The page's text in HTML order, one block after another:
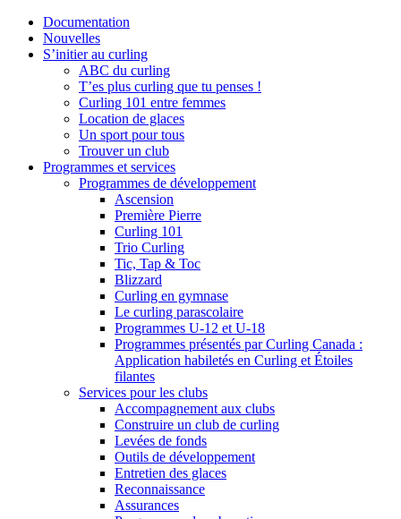
Documentation
Nouvelles
S’initier au curling
ABC du curling
T’es plus curling que tu penses !
Curling 101 entre femmes
Location de glaces
Un sport pour tous
Trouver un club
Programmes et services
Programmes de développement
Ascension
Première Pierre
Curling 101
Trio Curling
Tic, Tap & Toc
Blizzard
Curling en gymnase
Le curling parascolaire
Programmes U-12 et U-18
Programmes présentés par Curling Canada :
Application habiletés en Curling et Étoiles
filantes
Services pour les clubs
Accompagnement aux clubs
Construire un club de curling
Levées de fonds
Outils de développement
Entretien des glaces
Reconnaissance
Assurances